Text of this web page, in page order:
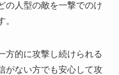
の人型の敵を一撃でのけ
方的に攻撃し続けられる
がない方でも安心して攻